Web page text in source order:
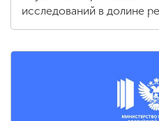
исследований в долине